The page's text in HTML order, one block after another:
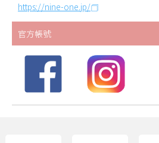
https://nine-one.jp/
官方帳號